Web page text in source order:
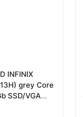
INFINIX
grey Core
SSD/VGA